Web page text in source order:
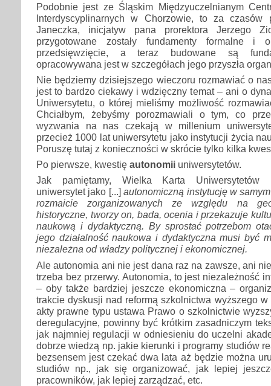
Podobnie jest ze Śląskim Międzyuczelnianym
Interdyscyplinarnych w Chorzowie, to za czasów
Janeczka, inicjatyw pana prorektora Jerzego
przygotowane zostały fundamenty formalne i
przedsięwzięcie, a teraz budowane są
opracowywana jest w szczegółach jego przyszła
Nie będziemy dzisiejszego wieczoru rozmawiać o
jest to bardzo ciekawy i wdzięczny temat – ani o
Uniwersytetu, o której mieliśmy możliwość
Chciałbym, żebyśmy porozmawiali o tym, co
wyzwania na nas czekają w millenium
przecież 1000 lat uniwersytetu jako instytucji życia
Poruszę tutaj z konieczności w skrócie tylko kilka
Po pierwsze, kwestię autonomii uniwersytetów.
Jak pamiętamy, Wielka Karta Uniwersytetów
uniwersytet jako [...]autonomiczną instytucję w
rozmaicie zorganizowanych ze względu na
historyczne, tworzy on, bada, ocenia i przekazuje
naukową i dydaktyczną. By sprostać potrzebom
jego działalność naukowa i dydaktyczna musi być
niezależna od władzy politycznej i ekonomicznej.
Ale autonomia ani nie jest dana raz na zawsze, ani
trzeba bez przerwy. Autonomia, to jest niezależność
– oby także bardziej jeszcze ekonomiczna –
trakcie dyskusji nad reformą szkolnictwa wyższego
akty prawne typu ustawa Prawo o szkolnictwie
deregulacyjne, powinny być krótkim zasadniczym
jak najmniej regulacji w odniesieniu do uczelni
dobrze wiedzą np. jakie kierunki i programy studiów
bezsensem jest czekać dwa lata aż będzie można
studiów np., jak się organizować, jak lepiej
pracowników, jak lepiej zarządzać, etc.